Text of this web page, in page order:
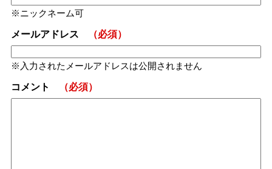
ニックネーム可
メールアドレス （必須）
入力されたメールアドレスは公開されません
コメント （必須）